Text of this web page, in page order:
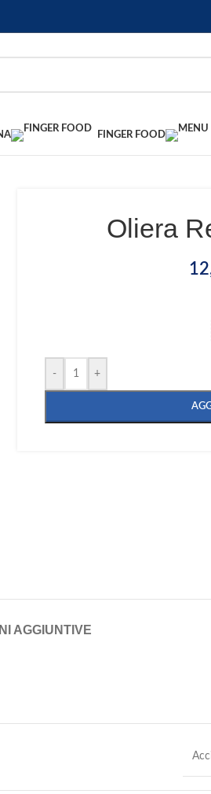
FINGER FOOD
Oliera
- +
AGGIUNTIVE